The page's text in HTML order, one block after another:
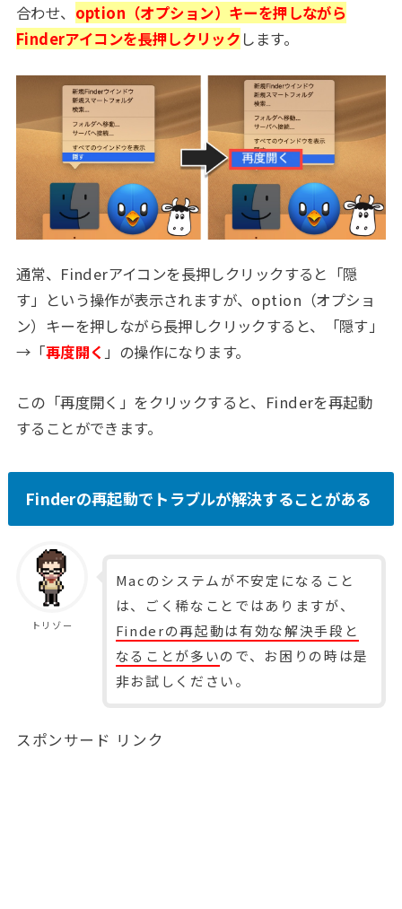
合わせ、 option（オプション）キーを押しながら
Finderアイコンを長押しクリック します。
通常、Finderアイコンを長押しクリックすると「隠
す」という操作が表示されますが、option（オプショ
ン）キーを押しながら長押しクリックすると、「隠す」
→「再度開く」の操作になります。
この「再度開く」をクリックすると、Finderを再起動
することができます。
Finderの再起動でトラブルが解決することがある
トリゾー
Macのシステムが不安定になること
は、ごく稀なことではありますが、
Finderの再起動は有効な解決手段と
なることが多いので、お困りの時は是
非お試しください。
スポンサード リンク